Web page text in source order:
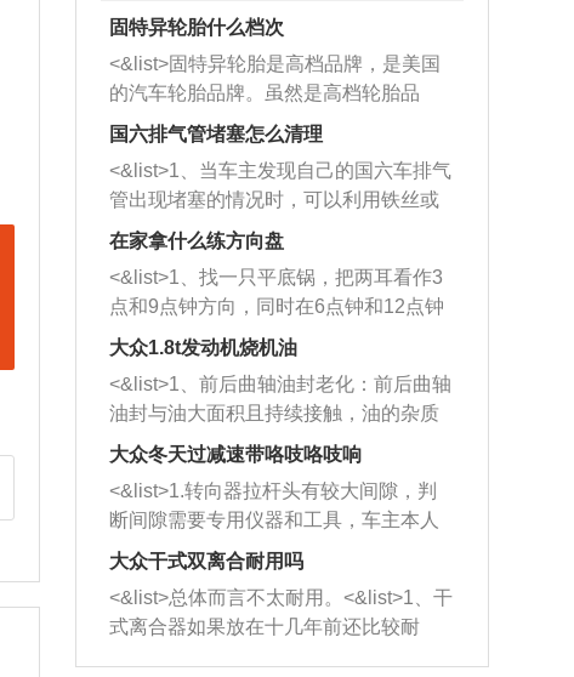
固特异轮胎什么档次
<&list>固特异轮胎是高档品牌，是美国
的汽车轮胎品牌。虽然是高档轮胎品
牌，但是中高低端的轮胎都有生产，这
也是为了更好的开拓市场。
国六排气管堵塞怎么清理
<&list>1、当车主发现自己的国六车排气
管出现堵塞的情况时，可以利用铁丝或
者是细棍，直接将杂物给取出来，如果
堵塞情况比较严重，也可以采取应急措
施。 <&list>2、直接利用木棍将所有的
杂物推到排气管里面的位置处，然后将
三元催化器拆解开，就可以将堵塞的东
西取出来。但如果是因为积碳过多引起
的堵塞，就需要将三元催化器泡在草酸
洗剂对堵塞的情况得到解决，将清洗剂
放在燃油箱中，与燃油混合后，车辆启
动时，就可以和汽油一起进入到燃烧
室，最后形成废气排出，就可以让三元
催化器得到清洗，排气管堵塞的情况就
能够得到解决。
在家拿什么练方向盘
<&list>1、找一只平底锅，把两耳看作3
点和9点钟方向，同时在6点钟和12点钟
方向做一个标记。 <&list>2、双手握住
一圈半的练习，往右同样也要打相同的
圈数。 <&list>3、最后强调要反复练
习，这样就可以形成肌肉记忆，在真实
驾驶车辆时，不需要记忆也能打好方
向。
大众1.8t发动机烧机油
<&list>1、前后曲轴油封老化：前后曲轴
油封与油大面积且持续接触，油的杂质
和发动机内持续温度变化使其密封效果
逐渐减弱，导致渗油或漏油。<&list>2、
活塞间隙过大：积碳会使活塞环与缸体
的间隙扩大，导致机油流入燃烧室中，
造成烧机油。<&list>3、机油粘度。使用
机油粘度过小的话，同样会有烧机油现
象，机油粘度过小具有很好的流动性，
大众冬天过减速带咯吱咯吱响
<&list>1.转向器拉杆头有较大间隙，判
断间隙需要专用仪器和工具，车主本人
无法制作，需要将车辆送到修理厂或4s
店；<&list>2.车辆半轴套管防尘罩破
裂，破裂后会出现漏油现象，使半轴磨
损严重，磨损的半轴容易损坏，产生异
响；<&list>3.稳定器的转向胶套和球头
大众干式双离合耐用吗
<&list>总体而言不太耐用。<&list>1、干
式离合器如果放在十几年前还比较耐